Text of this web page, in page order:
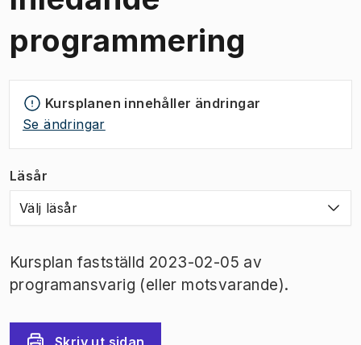
programmering
Kursplanen innehåller ändringar
Se ändringar
Läsår
Välj läsår
Kursplan fastställd 2023-02-05 av
programansvarig (eller motsvarande).
Skriv ut sidan